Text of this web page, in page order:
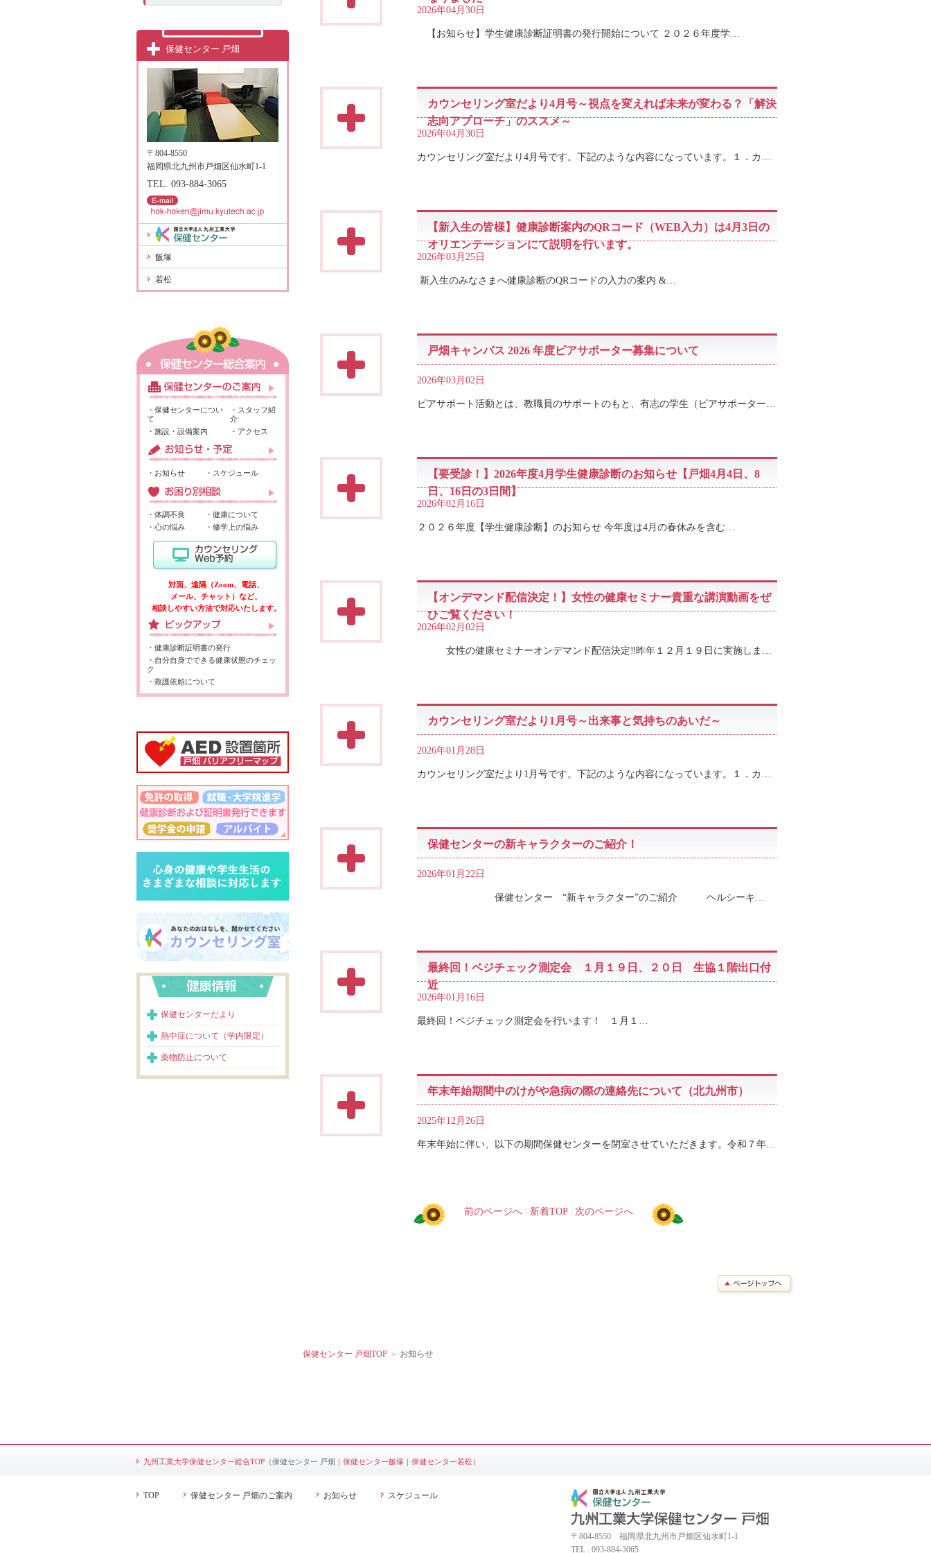
保健センター 戸畑
〒804-8550
福岡県北九州市戸畑区仙水町1-1
TEL. 093-884-3065
飯塚
若松
・保健センターについ
て
・スタッフ紹
介
・施設・設備案内
・アクセス
・お知らせ ・スケジュール
・体調不良
・健康について
・心の悩み
・修学上の悩み
対面、遠隔（Zoom、電話、
メール、チャット）など、
相談しやすい方法で対応いたします。
・健康診断証明書の発行
・自分自身でできる健康状態のチェッ
ク
・救護依頼について
保健センターだより
熱中症について（学内限定）
薬物防止について
2026年04月30日
【お知らせ】学生健康診断証明書の発行開始について ２０２６年度学…
カウンセリング室だより4月号～視点を変えれば未来が変わる？「解決
志向アプローチ」のススメ～
2026年04月30日
カウンセリング室だより4月号です。下記のような内容になっています。１．カ…
【新入生の皆様】健康診断案内のQRコード（WEB入力）は4月3日の
オリエンテーションにて説明を行います。
2026年03月25日
新入生のみなさまへ健康診断のQRコードの入力の案内 &…
戸畑キャンパス 2026 年度ピアサポーター募集について
2026年03月02日
ピアサポート活動とは、教職員のサポートのもと、有志の学生（ピアサポーター…
【要受診！】2026年度4月学生健康診断のお知らせ【戸畑4月4日、8
日、16日の3日間】
2026年02月16日
２０２６年度【学生健康診断】のお知らせ 今年度は4月の春休みを含む…
【オンデマンド配信決定！】女性の健康セミナー貴重な講演動画をぜ
ひご覧ください！
2026年02月02日
女性の健康セミナーオンデマンド配信決定‼昨年１２月１９日に実施しま…
カウンセリング室だより1月号～出来事と気持ちのあいだ～
2026年01月28日
カウンセリング室だより1月号です。下記のような内容になっています。１．カ…
保健センターの新キャラクターのご紹介！
2026年01月22日
保健センター “新キャラクター”のご紹介 ヘルシーキ…
最終回！ベジチェック測定会 １月１９日、２０日 生協１階出口付
近
2026年01月16日
最終回！ベジチェック測定会を行います！ １月１…
年末年始期間中のけがや急病の際の連絡先について（北九州市）
2025年12月26日
年末年始に伴い、以下の期間保健センターを閉室させていただきます。令和７年…
前のページへ 新着TOP| 次のページへ
保健センター 戸畑TOP ＞ お知らせ
九州工業大学保健センター総合TOP （保健センター 戸畑｜ 保健センター飯塚 ｜ 保健センター若松）
TOP 保健センター 戸畑のご案内 お知らせ スケジュール
〒804-8550 福岡県北九州市戸畑区仙水町1-1
TEL . 093-884-3065